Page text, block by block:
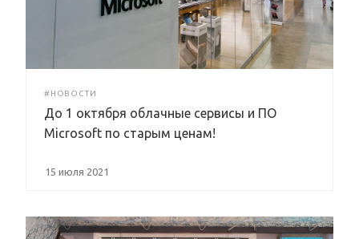
#НОВОСТИ
До 1 октября облачные сервисы и ПО
Microsoft по старым ценам!
15 июля 2021